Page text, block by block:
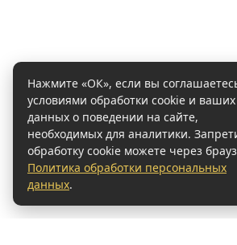
Нажмите «ОК», если вы
условиями обработки cookie и ваших
данных о поведении на сайте,
необходимых для аналитики.
обработку cookie можете через
Политика обработки персональных
данных.